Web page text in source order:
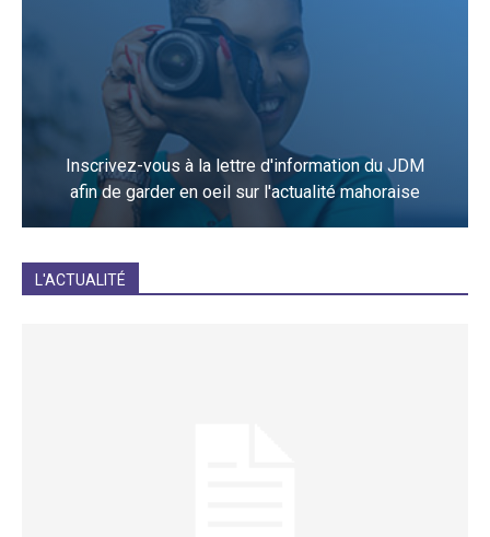
Inscrivez-vous à la lettre d'information du JDM
afin de garder en oeil sur l'actualité mahoraise
L'ACTUALITÉ